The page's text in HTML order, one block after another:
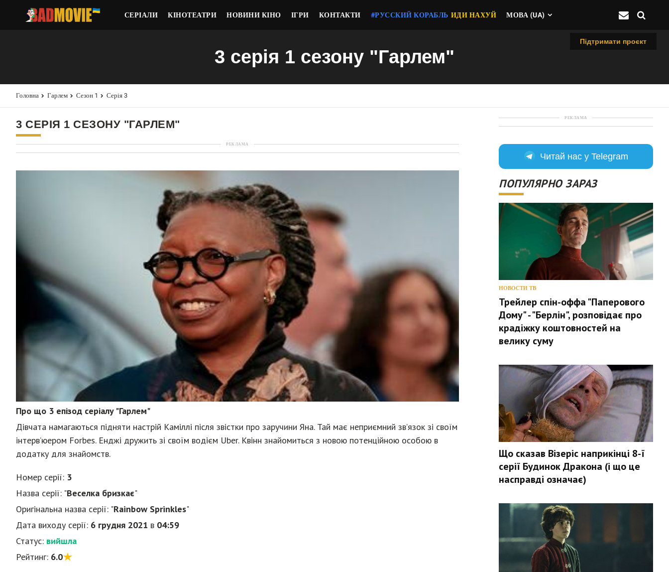
СЕРІАЛИ КІНОТЕАТРИ НОВИНИ КІНО ІГРИ КОНТАКТИ #РУССКИЙ КОРАБЛЬ ИДИ НАХУЙ МОВА (UA)
Підтримати проєкт
3 серія 1 сезону "Гарлем"
Головна Гарлем Сезон 1 Серія 3
3 СЕРІЯ 1 СЕЗОНУ "ГАРЛЕМ"
РЕКЛАМА
Про що 3 епізод серіалу "Гарлем"
Дівчата намагаються підняти настрій Каміллі після звістки про заручини Яна. Тай має неприємний зв’язок зі своїм
інтерв’юером Forbes. Енджі дружить зі своїм водієм Uber. Квінн знайомиться з новою потенційною особою в
додатку для знайомств.
Номер серії: 3
Назва серії: "Веселка бризкає"
Оригінальна назва серії: "Rainbow Sprinkles"
Дата виходу серії: 6 грудня 2021 в 04:59
Статус: вийшла
Рейтинг: 6.0
РЕКЛАМА
Читай нас у Telegram
ПОПУЛЯРНО ЗАРАЗ
НОВОСТИ ТВ
Трейлер спін-оффа "Паперового
Дому" - "Берлін", розповідає про
крадіжку коштовностей на
велику суму
Що сказав Візеріс наприкінці 8-ї
серії Будинок Дракона (і що це
насправді означає)